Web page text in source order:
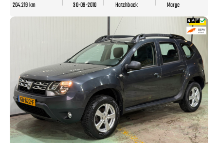
204.219 km 30-09-2010 Hatchback Marge